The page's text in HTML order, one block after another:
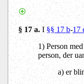
§ 17 a.I§§ 17 b-17
1) Person
person, der
a) er